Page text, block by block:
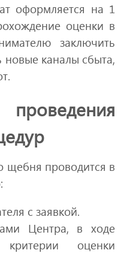
оформляется на 1
оценки в
заключить
новые каналы сбыта,
щебня проводится в
с заявкой.
Центра, в ходе
оценки